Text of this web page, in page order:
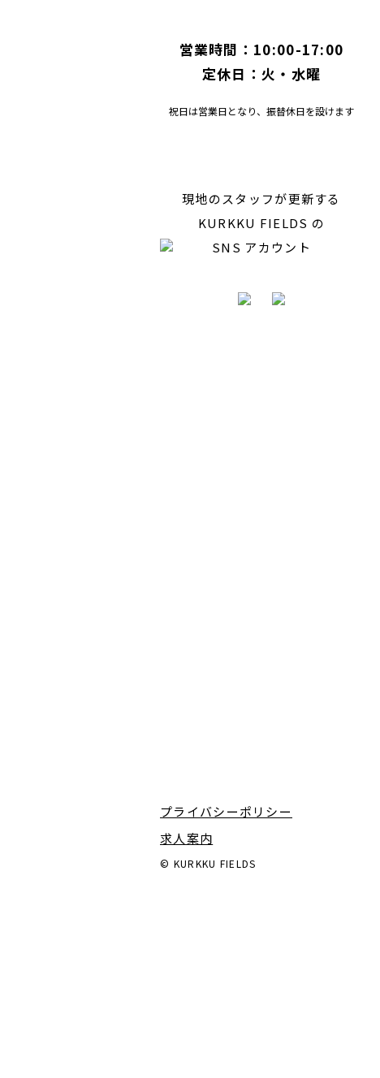
営業時間：10:00-17:00
定休日：火・水曜
祝日は営業日となり、振替休日を設けます
現地のスタッフが更新する
KURKKU FIELDS の
SNS アカウント
プライバシーポリシー
求人案内
©️ KURKKU FIELDS